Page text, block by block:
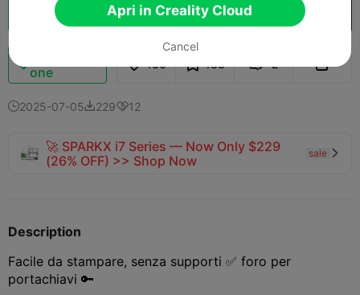
Cloud Slice Apri in Creality Cloud
one
136 133  2 
2025-07-0522912
🚀 SPARKX i7 Series — Now Only $229
(26% OFF) >> Shop Now
sale 
Description
Facile da stampare, senza supporti ✅ foro per
portachiavi 🔑
Apri in Creality Cloud
Cancel